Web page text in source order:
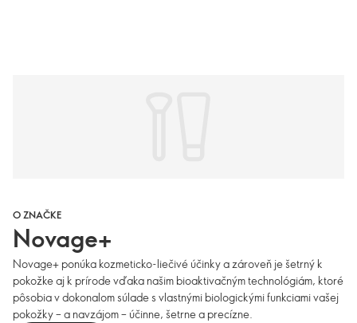
O ZNAČKE
Novage+
Novage+ ponúka kozmeticko-liečivé účinky a zároveň je šetrný k
pokožke aj k prírode vďaka našim bioaktivačným technológiám, ktoré
pôsobia v dokonalom súlade s vlastnými biologickými funkciami vašej
pokožky – a navzájom – účinne, šetrne a precízne.